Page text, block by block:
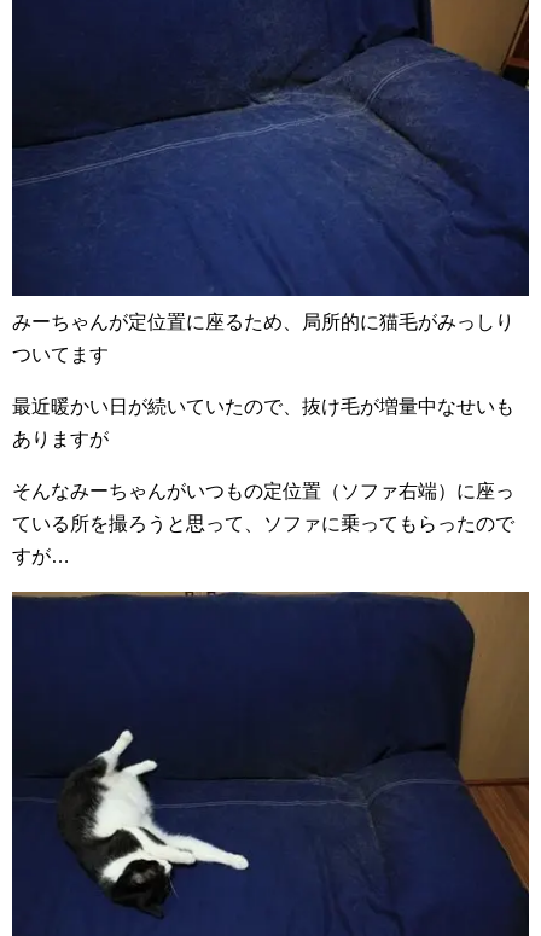
みーちゃんが定位置に座るため、局所的に猫毛がみっしり
ついてます
最近暖かい日が続いていたので、抜け毛が増量中なせいも
ありますが
そんなみーちゃんがいつもの定位置（ソファ右端）に座っ
ている所を撮ろうと思って、ソファに乗ってもらったので
すが…